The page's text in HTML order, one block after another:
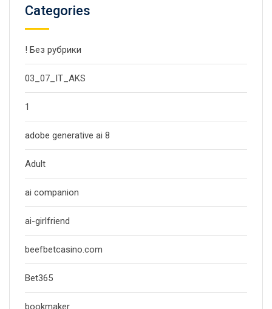
Categories
! Без рубрики
03_07_IT_AKS
1
adobe generative ai 8
Adult
ai companion
ai-girlfriend
beefbetcasino.com
Bet365
bookmaker